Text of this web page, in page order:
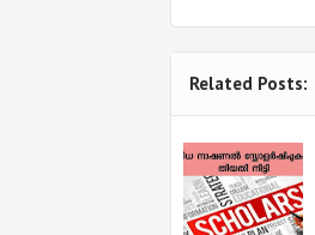
Related Posts: